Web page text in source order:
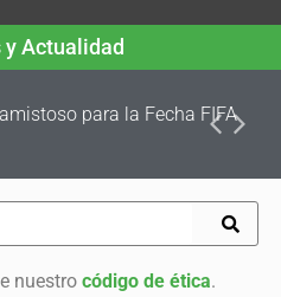
Actualidad
para la Fecha FIFA
nuestro código de ética.